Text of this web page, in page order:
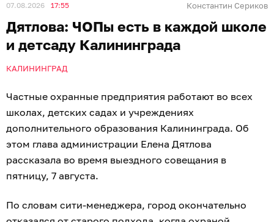
07.08.2026 17:55 Константин Сериков
Дятлова: ЧОПы есть в каждой школе
и детсаду Калининграда
КАЛИНИНГРАД
Частные охранные предприятия работают во всех
школах, детских садах и учреждениях
дополнительного образования Калининграда. Об
этом глава администрации Елена Дятлова
рассказала во время выездного совещания в
пятницу, 7 августа.
По словам сити-менеджера, город окончательно